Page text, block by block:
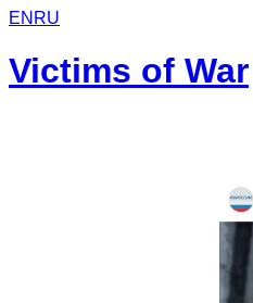
EN RU
Victims of War